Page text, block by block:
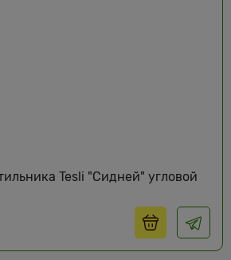
Tesli "Сидней" угловой